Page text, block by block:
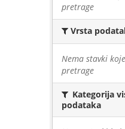
pretrage
Vrsta
Nema stavki
pretrage
Kategorija
podataka